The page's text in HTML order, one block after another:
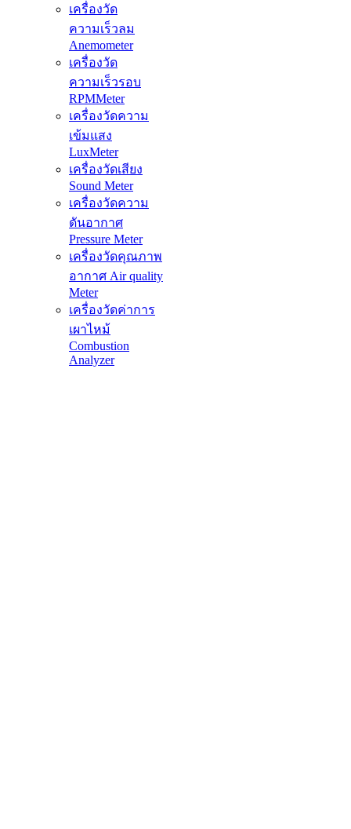
เครื่องวัด
ความเร็วลม
Anemometer
เครื่องวัด
ความเร็วรอบ
RPMMeter
เครื่องวัดความ
เข้มแสง
LuxMeter
เครื่องวัดเสียง
Sound Meter
เครื่องวัดความ
ดันอากาศ
Pressure Meter
เครื่องวัดคุณภาพ
อากาศ Air quality
Meter
เครื่องวัดค่าการ
เผาไหม้
Combustion
Analyzer